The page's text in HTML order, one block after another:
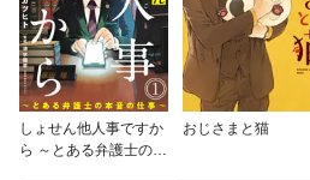
しょせん他人事ですか
ら ～とある弁護士の本
おじさまと猫